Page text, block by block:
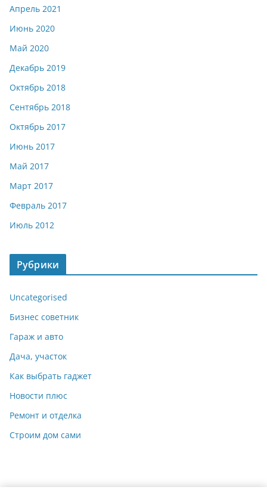
Апрель 2021
Июнь 2020
Май 2020
Декабрь 2019
Октябрь 2018
Сентябрь 2018
Октябрь 2017
Июнь 2017
Май 2017
Март 2017
Февраль 2017
Июль 2012
Рубрики
Uncategorised
Бизнес советник
Гараж и авто
Дача, участок
Как выбрать гаджет
Новости плюс
Ремонт и отделка
Строим дом сами